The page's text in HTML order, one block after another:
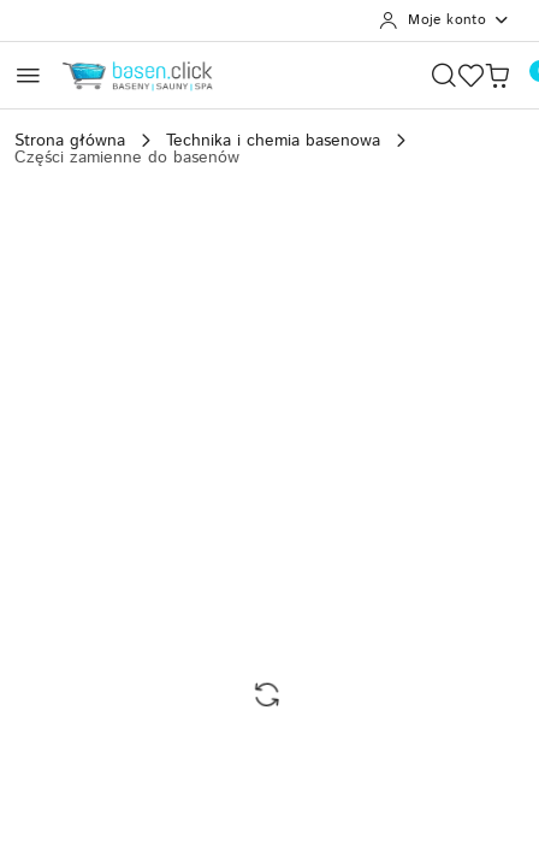
Moje konto
Strona główna Technika i chemia basenowa
Części zamienne do basenów